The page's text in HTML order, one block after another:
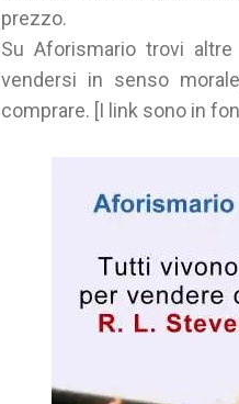
prezzo.
Su Aforismario trovi
vendersi in senso
comprare. [I link sono in